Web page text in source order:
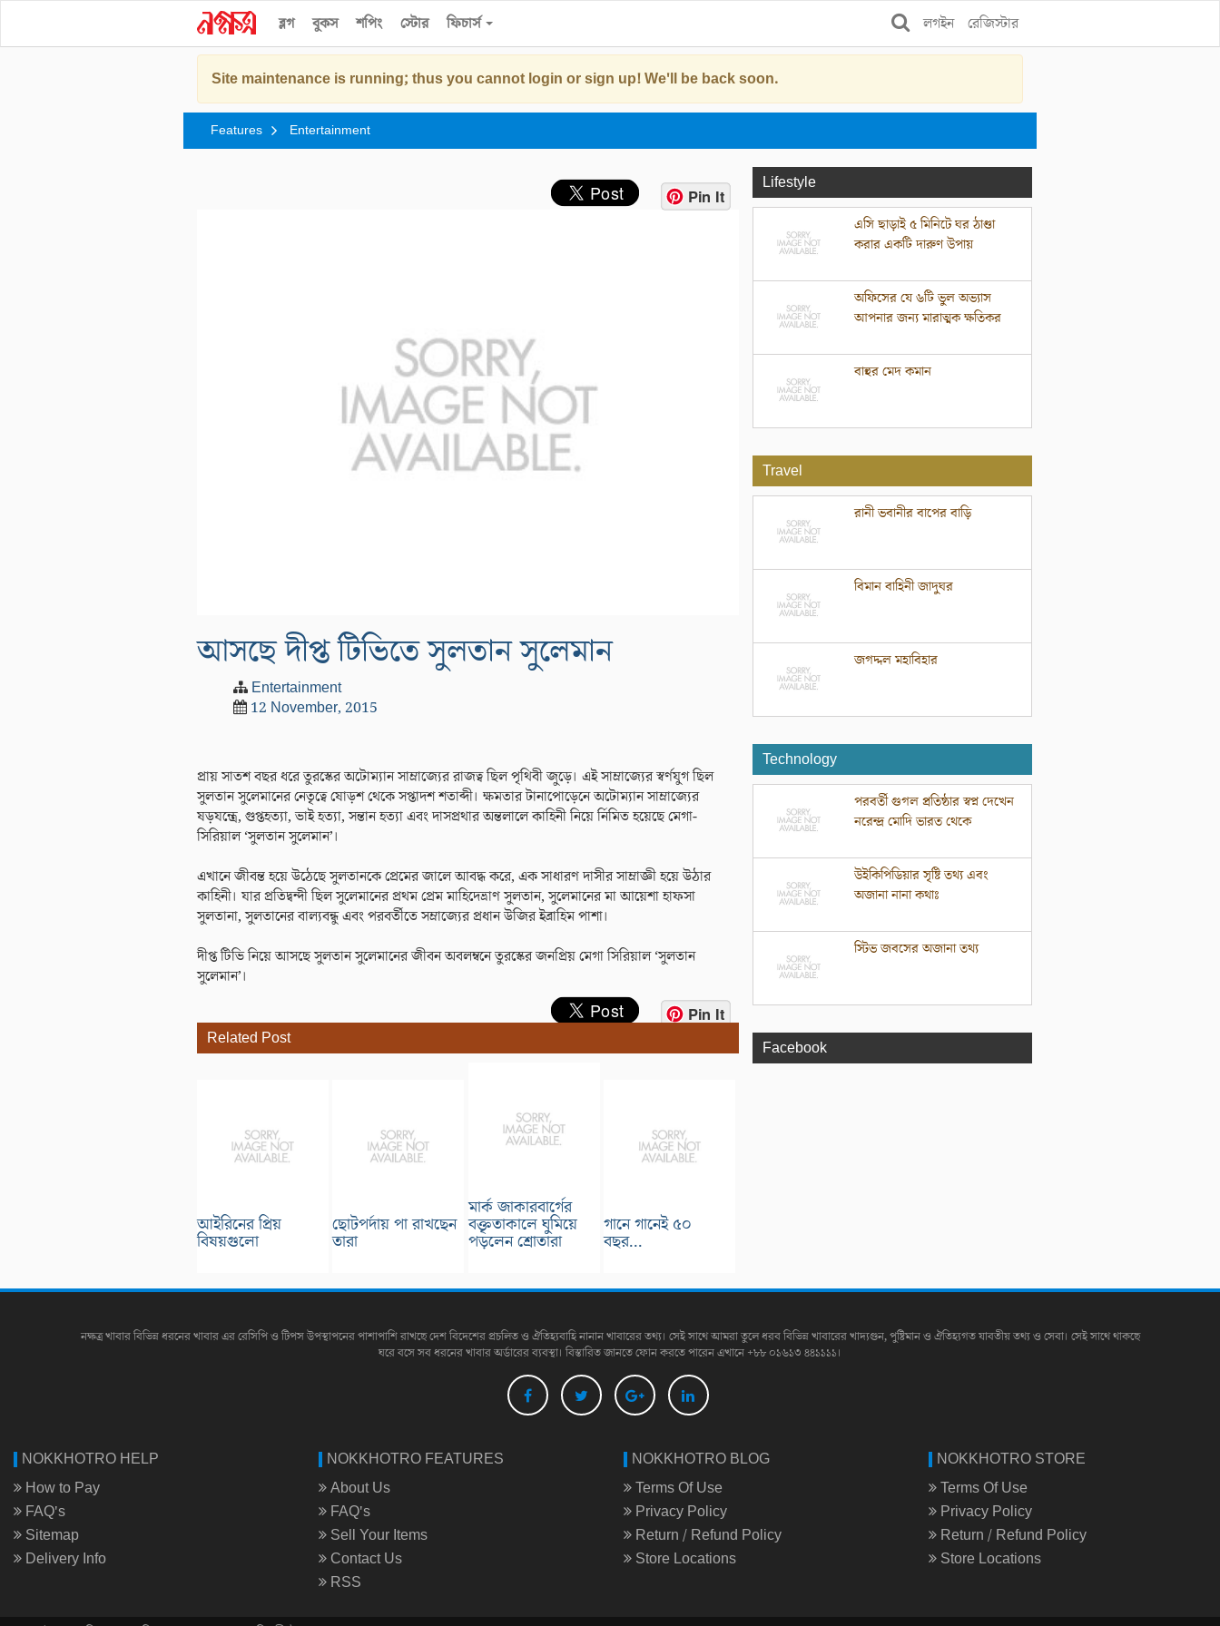
ব্লগ বুকস শপিং স্টোর ফিচার্স লগইন রেজিস্টার
Site maintenance is running; thus you cannot login or sign up! We'll be back soon.
Features Entertainment
Pin It
আসছে দীপ্ত টিভিতে সুলতান সুলেমান
Entertainment
12 November, 2015
প্রায় সাতশ বছর ধরে তুরস্কের অটোম্যান সাম্রাজ্যের রাজত্ব ছিল পৃথিবী জুড়ে। এই সাম্রাজ্যের স্বর্ণযুগ ছিল
সুলতান সুলেমানের নেতৃত্বে ষোড়শ থেকে সপ্তাদশ শতাব্দী। ক্ষমতার টানাপোড়েনে অটোম্যান সাম্রাজ্যের
ষড়যন্ত্রে, গুপ্তহত্যা, ভাই হত্যা, সন্তান হত্যা এবং দাসপ্রথার অন্তলালে কাহিনী নিয়ে র্নিমিত হয়েছে মেগা-
সিরিয়াল ‘সুলতান সুলেমান’।
এখানে জীবন্ত হয়ে উঠেছে সুলতানকে প্রেমের জালে আবদ্ধ করে, এক সাধারণ দাসীর সাম্রাজ্ঞী হয়ে উঠার
কাহিনী। যার প্রতিদ্বন্দী ছিল সুলেমানের প্রথম প্রেম মাহিদেভ্রাণ সুলতান, সুলেমানের মা আয়েশা হাফসা
সুলতানা, সুলতানের বাল্যবন্ধু এবং পরবর্তীতে সম্রাজ্যের প্রধান উজির ইব্রাহিম পাশা।
দীপ্ত টিভি নিয়ে আসছে সুলতান সুলেমানের জীবন অবলম্বনে তুরস্কের জনপ্রিয় মেগা সিরিয়াল ‘সুলতান
সুলেমান’।
Pin It
Related Post
আইরিনের প্রিয়
বিষয়গুলো
ছোটপর্দায় পা রাখছেন
তারা
মার্ক জাকারবার্গের
বক্তৃতাকালে ঘুমিয়ে
পড়লেন শ্রোতারা
গানে গানেই ৫০
বছর...
Lifestyle
এসি ছাড়াই ৫ মিনিটে ঘর ঠাণ্ডা
করার একটি দারুণ উপায়
অফিসের যে ৬টি ভুল অভ্যাস
আপনার জন্য মারাত্মক ক্ষতিকর
বাহুর মেদ কমান
Travel
রানী ভবানীর বাপের বাড়ি
বিমান বাহিনী জাদুঘর
জগদ্দল মহাবিহার
Technology
পরবর্তী গুগল প্রতিষ্ঠার স্বপ্ন দেখেন
নরেন্দ্র মোদি ভারত থেকে
উইকিপিডিয়ার সৃষ্টি তথ্য এবং
অজানা নানা কথাঃ
স্টিভ জবসের অজানা তথ্য
Facebook
নক্ষত্র খাবার বিভিন্ন ধরনের খাবার এর রেসিপি ও টিপস উপস্থাপনের পাশাপাশি রাখছে দেশ বিদেশের প্রচলিত ও ঐতিহ্যবাহি নানান খাবারের তথ্য। সেই সাথে আমরা তুলে ধরব বিভিন্ন খাবারের খাদ্যগুন, পুষ্টিমান ও ঐতিহ্যগত যাবতীয় তথ্য ও সেবা। সেই সাথে থাকছে
ঘরে বসে সব ধরনের খাবার অর্ডারের ব্যবস্থা। বিস্তারিত জানতে ফোন করতে পারেন এখানে +৮৮ ০১৬১৩ ৪৪১১১১।
NOKKHOTRO HELP
How to Pay
FAQ's
Sitemap
Delivery Info
NOKKHOTRO FEATURES
About Us
FAQ's
Sell Your Items
Contact Us
RSS
NOKKHOTRO BLOG
Terms Of Use
Privacy Policy
Return / Refund Policy
Store Locations
NOKKHOTRO STORE
Terms Of Use
Privacy Policy
Return / Refund Policy
Store Locations